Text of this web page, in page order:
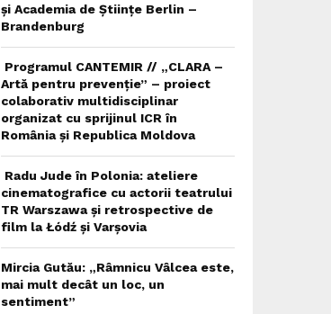
și Academia de Științe Berlin –
Brandenburg
Programul CANTEMIR // „CLARA –
Artă pentru prevenție” – proiect
colaborativ multidisciplinar
organizat cu sprijinul ICR în
România și Republica Moldova
Radu Jude în Polonia: ateliere
cinematografice cu actorii teatrului
TR Warszawa și retrospective de
film la Łódź și Varșovia
Mircia Gutău: „Râmnicu Vâlcea este,
mai mult decât un loc, un
sentiment”